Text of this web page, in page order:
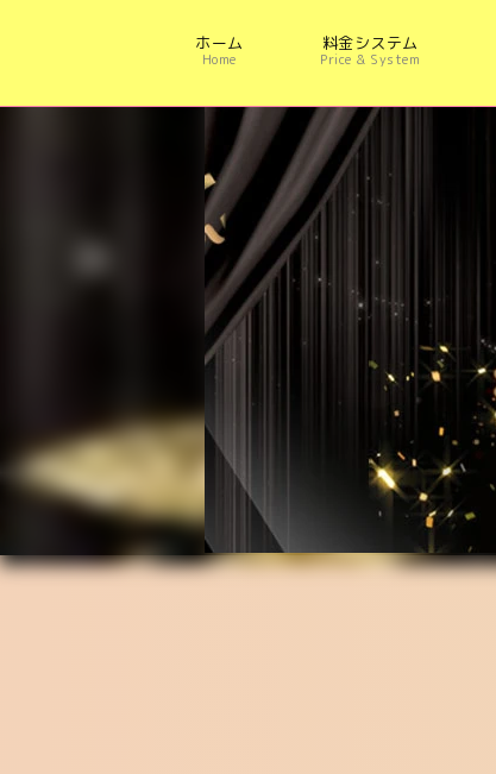
ホーム
Home
料金システム
Price & System